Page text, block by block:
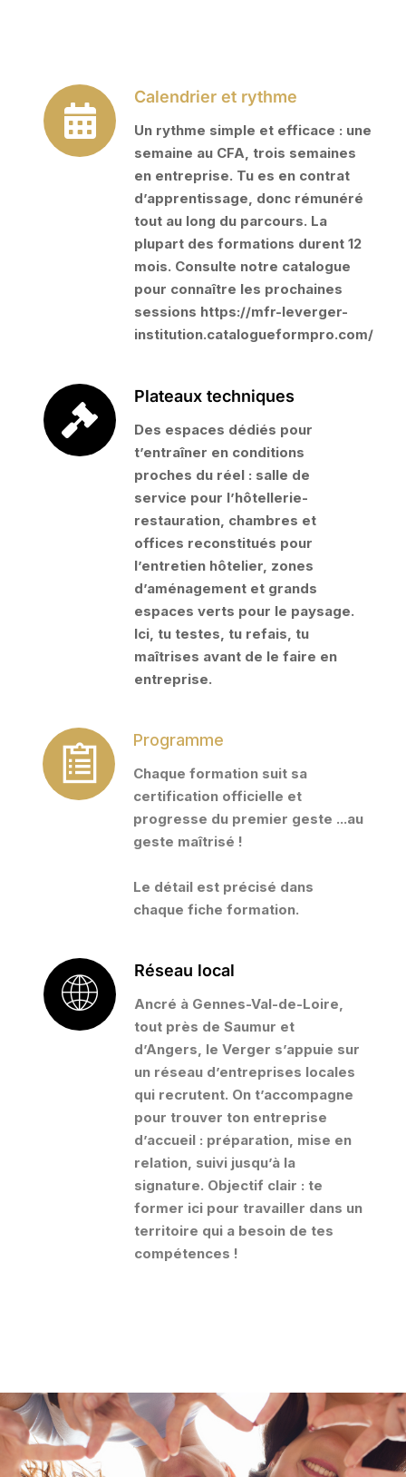
Calendrier et rythme
Un rythme simple et efficace : une
semaine au CFA, trois semaines
en entreprise. Tu es en contrat
d’apprentissage, donc rémunéré
tout au long du parcours. La
plupart des formations durent 12
mois. Consulte notre catalogue
pour connaître les prochaines
sessions https://mfr-leverger-
institution.catalogueformpro.com/
Plateaux techniques
Des espaces dédiés pour
t’entraîner en conditions
proches du réel : salle de
service pour l’hôtellerie-
restauration, chambres et
offices reconstitués pour
l’entretien hôtelier, zones
d’aménagement et grands
espaces verts pour le paysage.
Ici, tu testes, tu refais, tu
maîtrises avant de le faire en
entreprise.
Programme
Chaque formation suit sa
certification officielle et
progresse du premier geste ...au
geste maîtrisé !
Le détail est précisé dans
chaque fiche formation.
Réseau local
Ancré à Gennes-Val-de-Loire,
tout près de Saumur et
d’Angers, le Verger s’appuie sur
un réseau d’entreprises locales
qui recrutent. On t’accompagne
pour trouver ton entreprise
d’accueil : préparation, mise en
relation, suivi jusqu’à la
signature. Objectif clair : te
former ici pour travailler dans un
territoire qui a besoin de tes
compétences !